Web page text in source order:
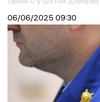
06/06/2025 09:30